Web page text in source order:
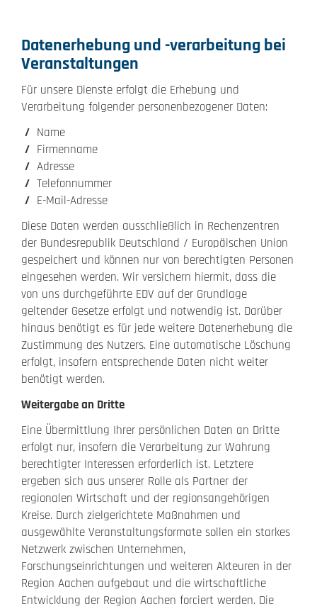
Datenerhebung und -verarbeitung bei
Veranstaltungen
Für unsere Dienste erfolgt die Erhebung und
Verarbeitung folgender personenbezogener Daten:
Name
Firmenname
Adresse
Telefonnummer
E-Mail-Adresse
Diese Daten werden ausschließlich in Rechenzentren
der Bundesrepublik Deutschland / Europäischen Union
gespeichert und können nur von berechtigten Personen
eingesehen werden. Wir versichern hiermit, dass die
von uns durchgeführte EDV auf der Grundlage
geltender Gesetze erfolgt und notwendig ist. Darüber
hinaus benötigt es für jede weitere Datenerhebung die
Zustimmung des Nutzers. Eine automatische Löschung
erfolgt, insofern entsprechende Daten nicht weiter
benötigt werden.
Weitergabe an Dritte
Eine Übermittlung Ihrer persönlichen Daten an Dritte
erfolgt nur, insofern die Verarbeitung zur Wahrung
berechtigter Interessen erforderlich ist. Letztere
ergeben sich aus unserer Rolle als Partner der
regionalen Wirtschaft und der regionsangehörigen
Kreise. Durch zielgerichtete Maßnahmen und
ausgewählte Veranstaltungsformate sollen ein starkes
Netzwerk zwischen Unternehmen,
Forschungseinrichtungen und weiteren Akteuren in der
Region Aachen aufgebaut und die wirtschaftliche
Entwicklung der Region Aachen forciert werden. Die